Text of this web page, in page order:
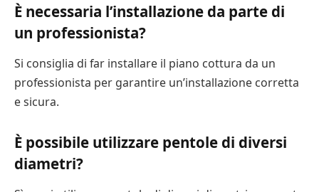
È necessaria l’installazione da parte di
un professionista?
Si consiglia di far installare il piano cottura da un
professionista per garantire un’installazione corretta
e sicura.
È possibile utilizzare pentole di diversi
diametri?